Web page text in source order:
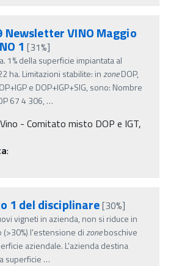
Newsletter VINO Maggio
1[31%]
1% della superficie impiantata al
ha. Limitazioni stabilite: inzoneDOP,
e DOP+IGP+SIG, sono: Nombre
67 4 306, …
Vino - Comitato misto DOP e IGT,
:
1 del disciplinare[30%]
vigneti in azienda, non si riduce in
l'estensione dizoneboschive
aziendale. L'azienda destina
superficie …